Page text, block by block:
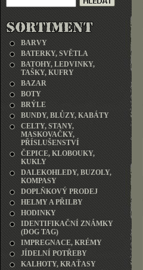
BARVY
BATERKY, SVĚTLA
BATOHY, LEDVINKY,
TAŠKY, KUFRY
BAZAR
BOTY
BRÝLE
BUNDY, BLŮZY, KABÁTY
CELTY, STANY,
MASKOVAČKY,
PŘÍSLUŠENSTVÍ
ČEPICE, KLOBOUKY,
KUKLY
DALEKOHLEDY, BUZOLY,
KOMPASY
DOPLŇKOVÝ PRODEJ
HELMY A PŘILBY
HODINKY
IDENTIFIKAČNÍ ZNÁMKY
(DOG TAG)
IMPREGNACE, KRÉMY
JÍDELNÍ POTŘEBY
KALHOTY, KRAŤASY